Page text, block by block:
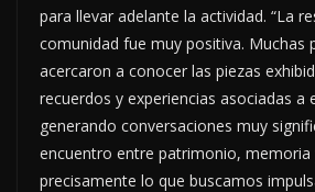
para llevar adelante la actividad. “La
comunidad fue muy positiva. Muchas
acercaron a conocer las piezas
recuerdos y experiencias asociadas a
generando conversaciones muy
encuentro entre patrimonio, memoria
precisamente lo que buscamos